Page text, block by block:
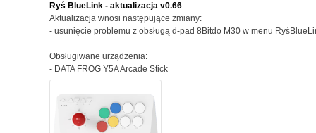
Ryś BlueLink - aktualizacja v0.66
Aktualizacja wnosi następujące zmiany:
- usunięcie problemu z obsługą d-pad 8Bitdo M30 w menu
Obsługiwane urządzenia:
- DATA FROG Y5A Arcade Stick